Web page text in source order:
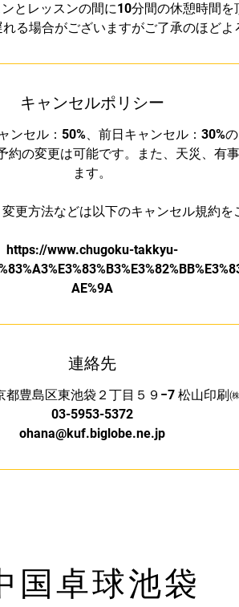
とレッスンの間に10分間の休憩時間
る場合がございますがご了承のほどよ
キャンセルポリシー
セル：50%、前日キャンセル：30%
約の変更は可能です。また、天災、有
ます。
更方法などは以下のキャンセル規約を
https://www.chugoku-takkyu-
AE%9A
連絡先
都豊島区東池袋２丁目５９−7 松山印刷
03-5953-5372
ohana@kuf.biglobe.ne.jp
国卓球池袋